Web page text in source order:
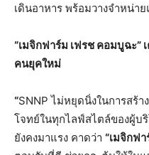
เดินอาหาร พร้อมวางจำหน่า
“เมจิกฟาร์ม เฟรช คอมบูฉะ”
คนยุคใหม่
“SNNP ไม่หยุดนิ่งในการสร้
โจทย์ในทุกไลฟ์สไตล์ของผู้บ
ยังคงมาแรง คาดว่า “เมจิกฟ